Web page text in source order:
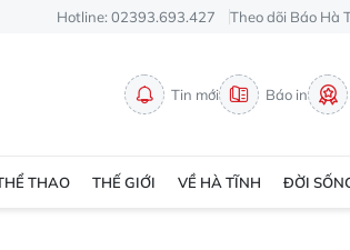
Hotline: 02393.693.427 Theo dõi Báo Hà
Tin mới Báo in
THAO THẾ GIỚI VỀ HÀ TĨNH ĐỜI